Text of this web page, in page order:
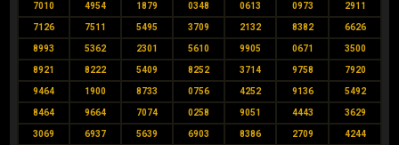
7010 4954 1879 0348 0613 0973 2911
7126 7511 5495 3709 2132 8382 6626
8993 5362 2301 5610 9905 0671 3500
8921 8222 5409 8252 3714 9758 7920
9464 1900 8733 0756 4252 9136 5492
8464 9664 7074 0258 9051 4443 3629
3069 6937 5639 6903 8386 2709 4244